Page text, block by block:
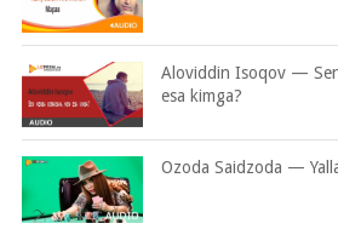
Aloviddin Isoqov —
esa kimga?
Ozoda Saidzoda —